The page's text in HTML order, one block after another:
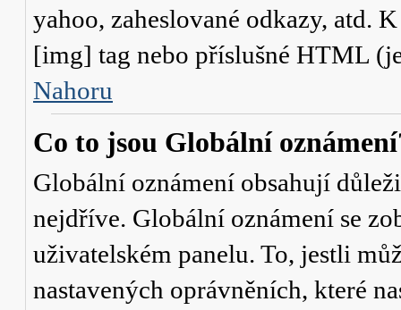
yahoo, zaheslované odkazy, atd.
[img] tag nebo příslušné HTML
Nahoru
Co to jsou Globální
Globální oznámení obsahují
nejdříve. Globální oznámení se
uživatelském panelu. To, jestli
nastavených oprávněních, které